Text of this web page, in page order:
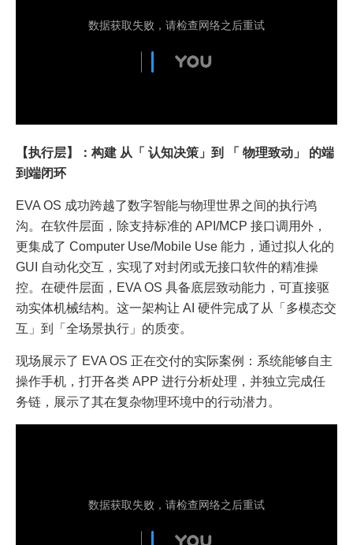
【执行层】：构建 从「 认知决策」到 「 物理致动」 的端
到端闭环
EVA OS 成功跨越了数字智能与物理世界之间的执行鸿
沟。在软件层面，除支持标准的 API/MCP 接口调用外，
更集成了 Computer Use/Mobile Use 能力，通过拟人化的
GUI 自动化交互，实现了对封闭或无接口软件的精准操
控。在硬件层面，EVA OS 具备底层致动能力，可直接驱
动实体机械结构。这一架构让 AI 硬件完成了从「多模态交
互」到「全场景执行」的质变。
现场展示了 EVA OS 正在交付的实际案例：系统能够自主
操作手机，打开各类 APP 进行分析处理，并独立完成任
务链，展示了其在复杂物理环境中的行动潜力。